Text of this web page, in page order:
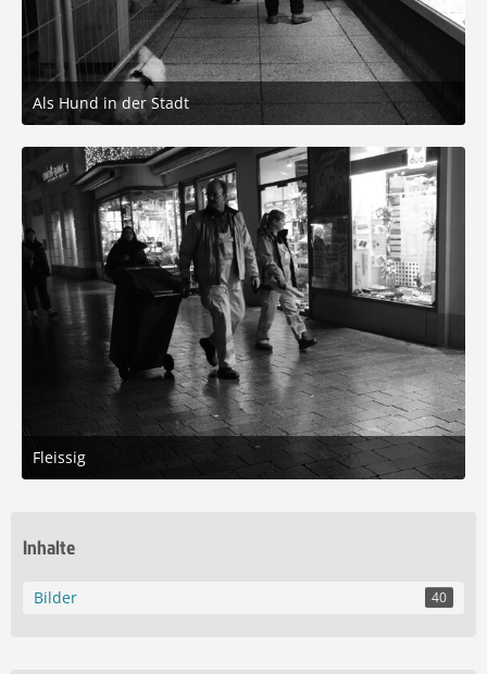
Als Hund in der Stadt
20. Dezember 2025 um 17:09
4
Fleissig
20. Dezember 2025 um 17:09
Inhalte
Bilder 40